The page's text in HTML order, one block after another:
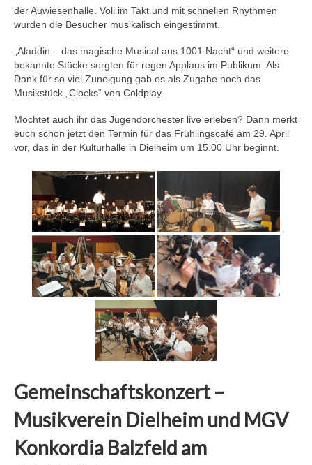
der Auwiesenhalle. Voll im Takt und mit schnellen Rhythmen
wurden die Besucher musikalisch eingestimmt.
„Aladdin – das magische Musical aus 1001 Nacht“ und weitere
bekannte Stücke sorgten für regen Applaus im Publikum. Als
Dank für so viel Zuneigung gab es als Zugabe noch das
Musikstück „Clocks“ von Coldplay.
Möchtet auch ihr das Jugendorchester live erleben? Dann merkt
euch schon jetzt den Termin für das Frühlingscafé am 29. April
vor, das in der Kulturhalle in Dielheim um 15.00 Uhr beginnt.
Gemeinschaftskonzert –
Musikverein Dielheim und MGV
Konkordia Balzfeld am